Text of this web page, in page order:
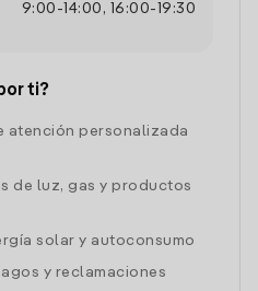
9:00 - 14:00 , 16:00- 19:30
ti?
atención personalizada
de luz, gas y productos
solar y autoconsumo
y reclamaciones